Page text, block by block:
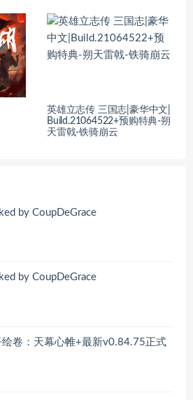
英雄立志传 三国志|豪华中文|
Build.21064522+预购特典-朔
天雷戟-铁骑崩云
by CoupDeGrace
by CoupDeGrace
绘卷：天幕心帷+最新v0.84.75正式